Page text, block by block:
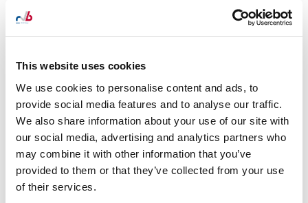
This website uses cookies
We use cookies to personalise content and ads, to
provide social media features and to analyse our traffic.
We also share information about your use of our site with
our social media, advertising and analytics partners who
may combine it with other information that you’ve
provided to them or that they’ve collected from your use
of their services.
geven over bouwkundige zaken, constructie
aspecten, maar ook planologisch en juridisch.
Gedurende het gehele ontwerptraject zorgen we
traject klaar is stopt het voor ons niet maar blijven
we betrokken voor bouwmanagement en
project/omgevingsmanagement.